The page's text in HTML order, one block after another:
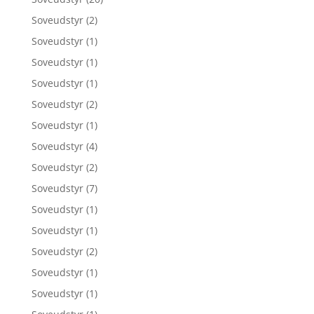
Soveudstyr (2)
Soveudstyr (1)
Soveudstyr (1)
Soveudstyr (1)
Soveudstyr (2)
Soveudstyr (1)
Soveudstyr (4)
Soveudstyr (2)
Soveudstyr (7)
Soveudstyr (1)
Soveudstyr (1)
Soveudstyr (2)
Soveudstyr (1)
Soveudstyr (1)